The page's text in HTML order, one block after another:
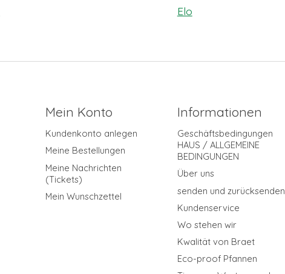
Elo
Mein Konto
Kundenkonto anlegen
Meine Bestellungen
Meine Nachrichten
(Tickets)
Mein Wunschzettel
Informationen
Geschäftsbedingungen
HAUS / ALLGEMEINE
BEDINGUNGEN
Über uns
senden und zurücksenden
Kundenservice
Wo stehen wir
Kwalität von Braet
Eco-proof Pfannen